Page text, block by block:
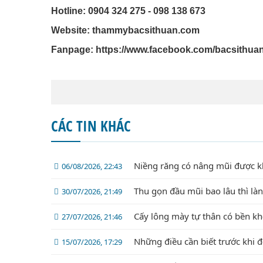
Hotline: 0904 324 275 - 098 138 673
Website: thammybacsithuan.com
Fanpage: https://www.facebook.com/
CÁC TIN KHÁC
06/08/2026, 22:43 Niềng răng có nâng mũi được
30/07/2026, 21:49 Thu gọn đầu mũi bao lâu thì
27/07/2026, 21:46 Cấy lông mày tự thân có bền
15/07/2026, 17:29 Những điều cần biết trước khi